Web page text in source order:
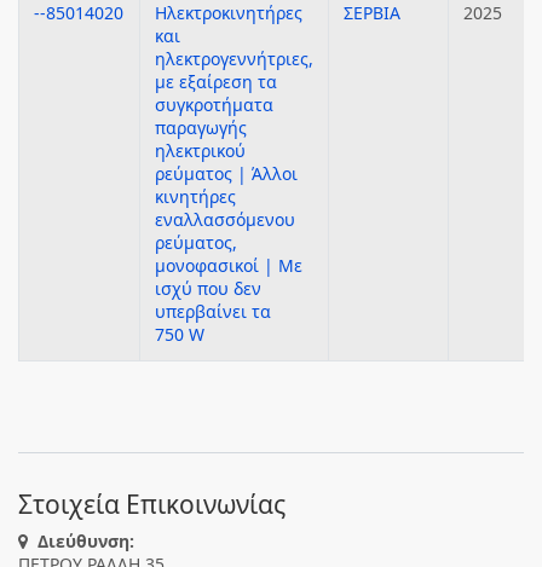
--85014020
Ηλεκτροκινητήρες
και
ηλεκτρογεννήτριες,
με εξαίρεση τα
συγκροτήματα
παραγωγής
ηλεκτρικού
ρεύματος | Άλλοι
κινητήρες
εναλλασσόμενου
ρεύματος,
μονοφασικοί | Με
ισχύ που δεν
υπερβαίνει τα
750 W
ΣΕΡΒΙΑ 2025
Στοιχεία Επικοινωνίας
Διεύθυνση: